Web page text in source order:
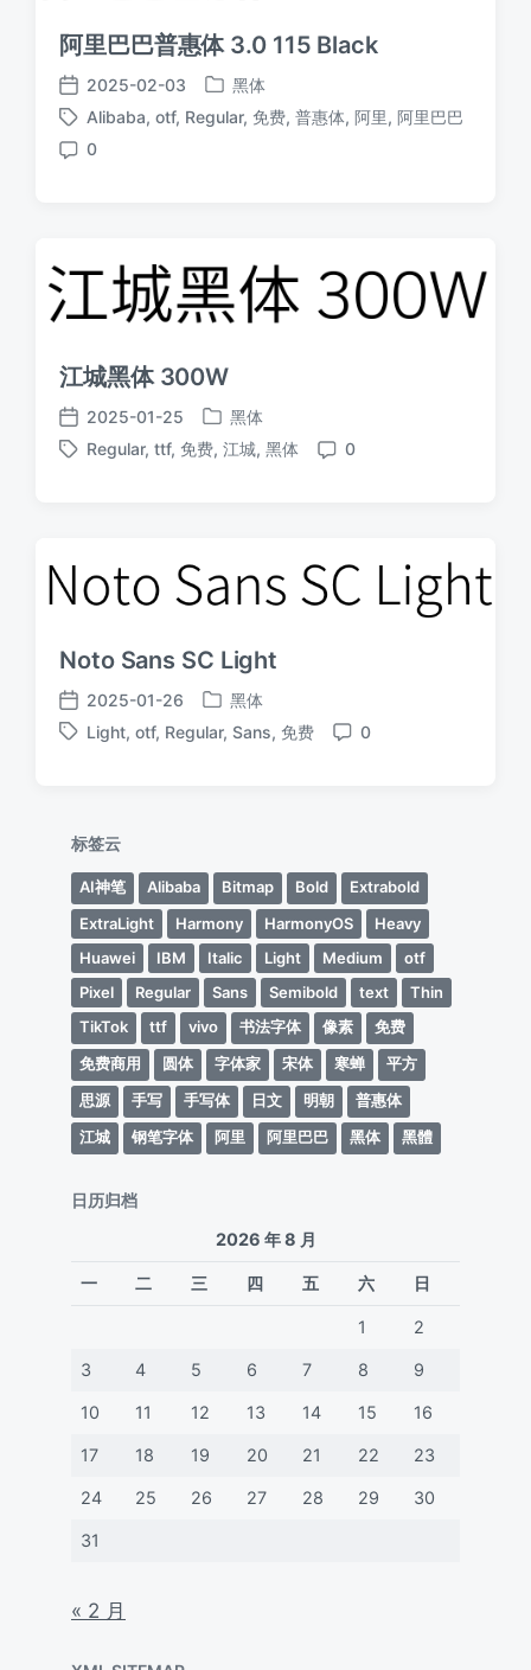
阿里巴巴普惠体 3.0 115 Black
发
布
日
2025-02-03
发
布
黑体
标
签
Alibaba, otf, Regular, 免费, 普惠体, 阿里, 阿里巴巴
评
0
江城黑体 300W
发
布
2025-01-25
发
布
黑体
标
Regular, ttf, 免费, 江城, 黑体
评
0
Noto Sans SC Light
发
布
2025-01-26
发
布
黑体
标
Light, otf, Regular, Sans, 免费
评
0
标签云
AI神笔 Alibaba Bitmap Bold
Extrabold
ExtraLight
Harmony HarmonyOS
Heavy
Huawei
IBM Italic Light Medium
otf
Pixel
Regular Sans Semibold text
Thin
TikTok
ttf vivo 书法字体 像素
免费
免费商用
圆体 字体家 宋体 寒蝉
平方
思源
手写 手写体 日文 明朝
普惠体
江城
钢笔字体 阿里 阿里巴巴 黑体 黑體
日历归档
2026 年 8 月
一 二 三 四 五 六 日
1 2
3 4 5 6 7 8 9
10 11 12 13 14 15 16
17 18 19 20 21 22 23
24 25 26 27 28 29 30
31
« 2 月